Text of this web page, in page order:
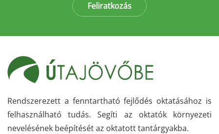
Feliratkozás
Rendszerezett a fenntartható fejlődés oktatásához is
felhasználható tudás. Segíti az oktatók környezeti
nevelésének beépítését az oktatott tantárgyakba.